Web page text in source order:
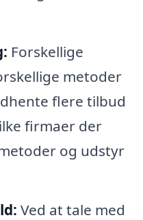
Forskellige
metoder
flere tilbud
firmaer der
og udstyr
Ved at tale med